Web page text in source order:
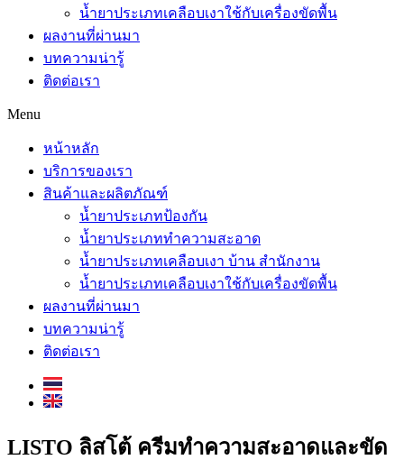
น้ำยาประเภทเคลือบเงาใช้กับเครื่องขัดพื้น
ผลงานที่ผ่านมา
บทความน่ารู้
ติดต่อเรา
Menu
หน้าหลัก
บริการของเรา
สินค้าและผลิตภัณฑ์
น้ำยาประเภทป้องกัน
น้ำยาประเภททำความสะอาด
น้ำยาประเภทเคลือบเงา บ้าน สำนักงาน
น้ำยาประเภทเคลือบเงาใช้กับเครื่องขัดพื้น
ผลงานที่ผ่านมา
บทความน่ารู้
ติดต่อเรา
LISTO ลิสโต้ ครีมทำความสะอาดและขัด